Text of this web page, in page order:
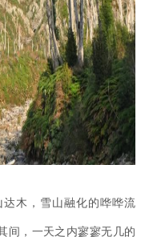
木，雪山融化的哗哗流
间，一天之内寥寥无几的